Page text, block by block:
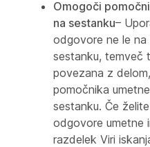
Omogoči
na sestanku–
odgovore ne le
sestanku, temveč
povezana z
pomočnika
sestanku. Če
odgovore umetne
razdelek Viri